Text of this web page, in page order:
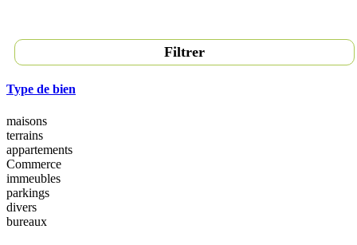
Filtrer
Type de bien
maisons
terrains
appartements
Commerce
immeubles
parkings
divers
bureaux